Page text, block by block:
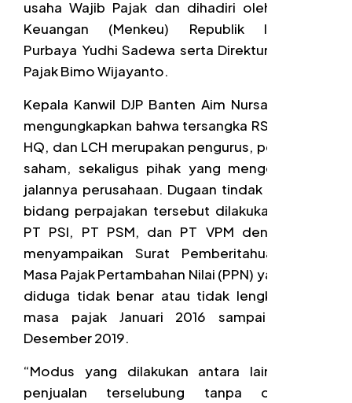
usaha Wajib Pajak dan dihadiri oleh Menteri
Keuangan (Menkeu) Republik Indonesia
Purbaya Yudhi Sadewa serta Direktur Jenderal
Pajak Bimo Wijayanto.
Kepala Kanwil DJP Banten Aim Nursalim Saleh
mengungkapkan bahwa tersangka RS, CX, GM,
HQ, dan LCH merupakan pengurus, pemegang
saham, sekaligus pihak yang mengendalikan
jalannya perusahaan. Dugaan tindak pidana di
bidang perpajakan tersebut dilakukan melalui
PT PSI, PT PSM, dan PT VPM dengan cara
menyampaikan Surat Pemberitahuan (SPT)
Masa Pajak Pertambahan Nilai (PPN) yang isinya
diduga tidak benar atau tidak lengkap pada
masa pajak Januari 2016 sampai dengan
Desember 2019.
“Modus yang dilakukan antara lain berupa
penjualan terselubung tanpa dilengkapi